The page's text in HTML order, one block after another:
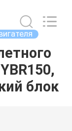
блок